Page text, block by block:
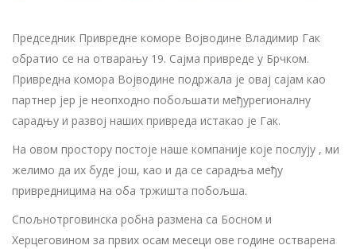
Председник Привредне коморе Војводине Владимир Гак
обратио се на отварању 19. Сајма привреде у Брчком.
Привредна комора Војводине подржала је овај сајам као
партнер јер је неопходно побољшати међурегионалну
сарадњу и развој наших привреда истакао је Гак.
На овом простору постоје наше компаније које послују , ми
желимо да их буде још, као и да се сарадња међу
привредницима на оба тржишта побољша.
Спољнотрговинска робна размена са Босном и
Херцеговином за првих осам месеци ове године остварена